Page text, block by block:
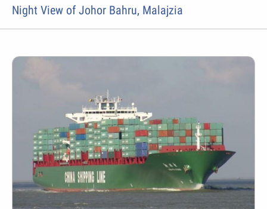
Night View of Johor Bahru, Malajzia